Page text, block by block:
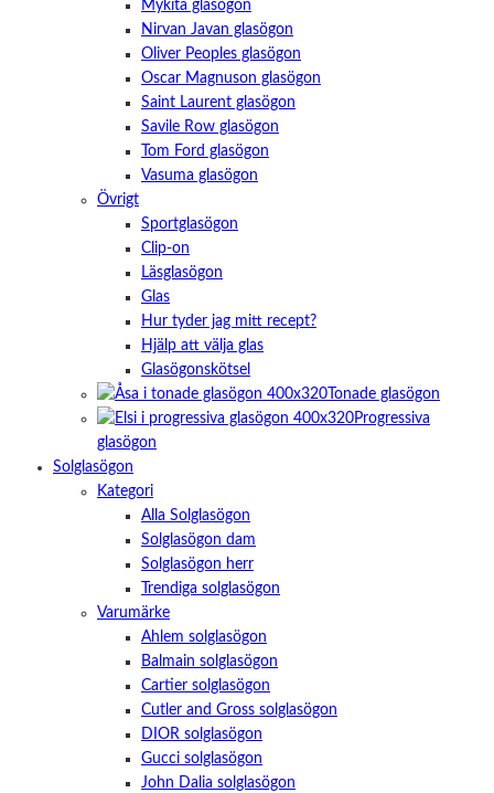
Mykita glasögon
Nirvan Javan glasögon
Oliver Peoples glasögon
Oscar Magnuson glasögon
Saint Laurent glasögon
Savile Row glasögon
Tom Ford glasögon
Vasuma glasögon
Övrigt
Sportglasögon
Clip-on
Läsglasögon
Glas
Hur tyder jag mitt recept?
Hjälp att välja glas
Glasögonskötsel
Tonade glasögon
Progressiva
glasögon
Solglasögon
Kategori
Alla Solglasögon
Solglasögon dam
Solglasögon herr
Trendiga solglasögon
Varumärke
Ahlem solglasögon
Balmain solglasögon
Cartier solglasögon
Cutler and Gross solglasögon
DIOR solglasögon
Gucci solglasögon
John Dalia solglasögon